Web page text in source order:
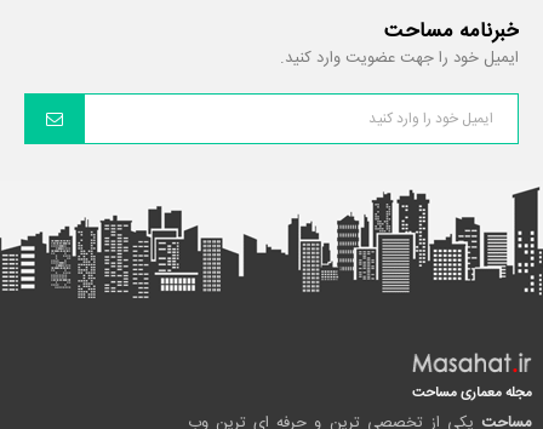
خبرنامه مساحت
ایمیل خود را جهت عضویت وارد کنید.
مجله معماری مساحت
مساحت یکی از تخصصی ترین و حرفه ای ترین وب